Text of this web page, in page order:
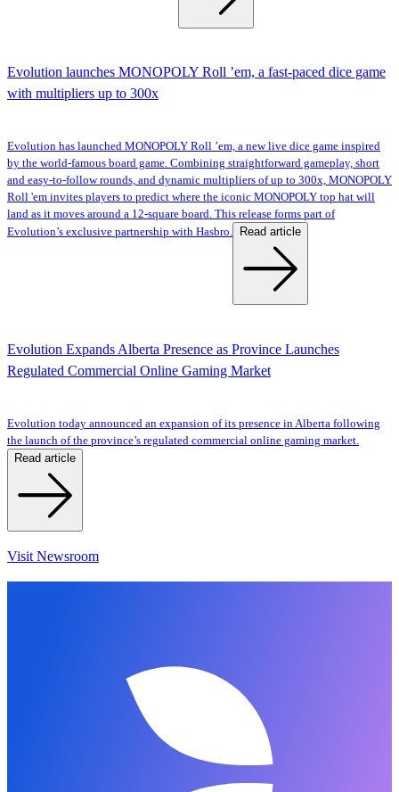
Evolution launches MONOPOLY Roll ’em, a fast-paced dice game
with multipliers up to 300x
Evolution has launched MONOPOLY Roll ’em, a new live dice game inspired
by the world-famous board game. Combining straightforward gameplay, short
and easy-to-follow rounds, and dynamic multipliers of up to 300x, MONOPOLY
Roll 'em invites players to predict where the iconic MONOPOLY top hat will
land as it moves around a 12-square board. This release forms part of
Evolution’s exclusive partnership with Hasbro.
Read article
Evolution Expands Alberta Presence as Province Launches
Regulated Commercial Online Gaming Market
Evolution today announced an expansion of its presence in Alberta following
the launch of the province’s regulated commercial online gaming market.
Read article
Visit Newsroom